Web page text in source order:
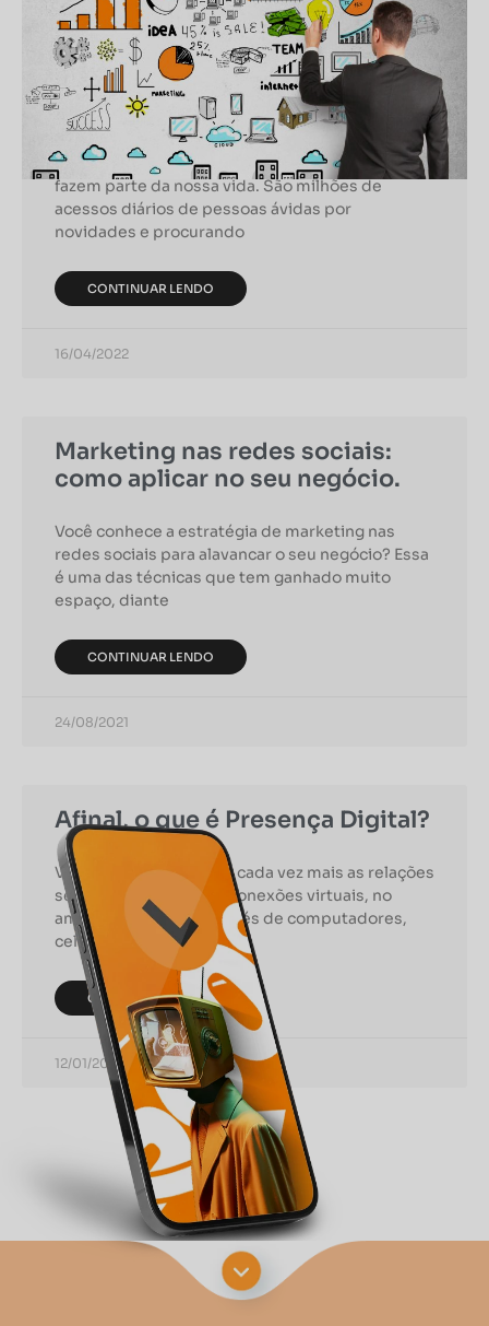
NOTÍCIAS
A importância das redes sociais
para empresas
Não restam dúvidas de que as redes sociais
fazem parte da nossa vida. São milhões de
acessos diários de pessoas ávidas por
novidades e procurando
CONTINUAR LENDO
16/04/2022
Marketing nas redes sociais:
como aplicar no seu negócio.
Você conhece a estratégia de marketing nas
redes sociais para alavancar o seu negócio? Essa
é uma das técnicas que tem ganhado muito
espaço, diante
CONTINUAR LENDO
24/08/2021
Afinal, o que é Presença Digital?
Você já observou como cada vez mais as relações
se estabelecem pelas conexões virtuais, no
ambiente online, e através de computadores,
celulares, e tablets? Hoje
CONTINUAR LENDO
12/01/2021